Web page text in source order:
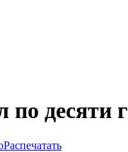
десяти
Распечатать